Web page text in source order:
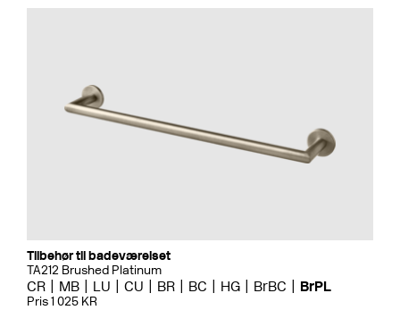
Tilbehør til badeværelset
TA212 Brushed Platinum
CR MB LU CU BR BC HG BrBC BrPL
Pris 1 025 KR